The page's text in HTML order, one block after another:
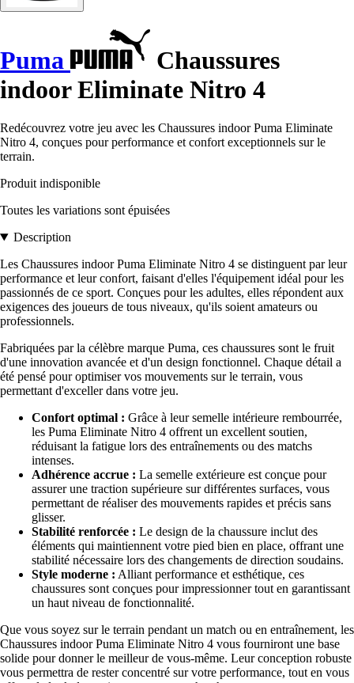
Puma
Chaussures
indoor Eliminate Nitro 4
Redécouvrez votre jeu avec les Chaussures indoor Puma Eliminate
Nitro 4, conçues pour performance et confort exceptionnels sur le
terrain.
Produit indisponible
Toutes les variations sont épuisées
Description
Les Chaussures indoor Puma Eliminate Nitro 4 se distinguent par leur
performance et leur confort, faisant d'elles l'équipement idéal pour les
passionnés de ce sport. Conçues pour les adultes, elles répondent aux
exigences des joueurs de tous niveaux, qu'ils soient amateurs ou
professionnels.
Fabriquées par la célèbre marque Puma, ces chaussures sont le fruit
d'une innovation avancée et d'un design fonctionnel. Chaque détail a
été pensé pour optimiser vos mouvements sur le terrain, vous
permettant d'exceller dans votre jeu.
Confort optimal : Grâce à leur semelle intérieure rembourrée,
les Puma Eliminate Nitro 4 offrent un excellent soutien,
réduisant la fatigue lors des entraînements ou des matchs
intenses.
Adhérence accrue : La semelle extérieure est conçue pour
assurer une traction supérieure sur différentes surfaces, vous
permettant de réaliser des mouvements rapides et précis sans
glisser.
Stabilité renforcée : Le design de la chaussure inclut des
éléments qui maintiennent votre pied bien en place, offrant une
stabilité nécessaire lors des changements de direction soudains.
Style moderne : Alliant performance et esthétique, ces
chaussures sont conçues pour impressionner tout en garantissant
un haut niveau de fonctionnalité.
Que vous soyez sur le terrain pendant un match ou en entraînement, les
Chaussures indoor Puma Eliminate Nitro 4 vous fourniront une base
solide pour donner le meilleur de vous-même. Leur conception robuste
vous permettra de rester concentré sur votre performance, tout en vous